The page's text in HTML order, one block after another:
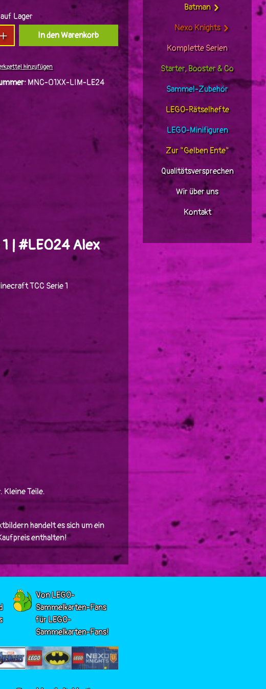
Batman
Nexo Knights
Komplette Serien
Starter, Booster & Co
Sammel-Zubehör
LEGO-Rätselhefte
LEGO-Minifiguren
Zur "Gelben Ente"
Qualitätsversprechen
Wir über uns
Kontakt
Lager
Anzahl: Gib den gewünschten Wert ein oder
In den Warenkorb
hinzufügen
MNC-01XX-LIM-LE24
| #LE024 Alex
TCC Serie 1
Kleine Teile.
handelt es sich um ein
enthalten!
Von LEGO-
Sammelkarten-Fans
für LEGO-
Sammelkarten-Fans!